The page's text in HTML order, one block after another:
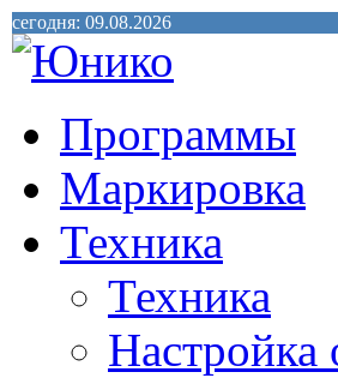
сегодня: 09.08.2026
Программы
Маркировка
Техника
Техника
Настройка